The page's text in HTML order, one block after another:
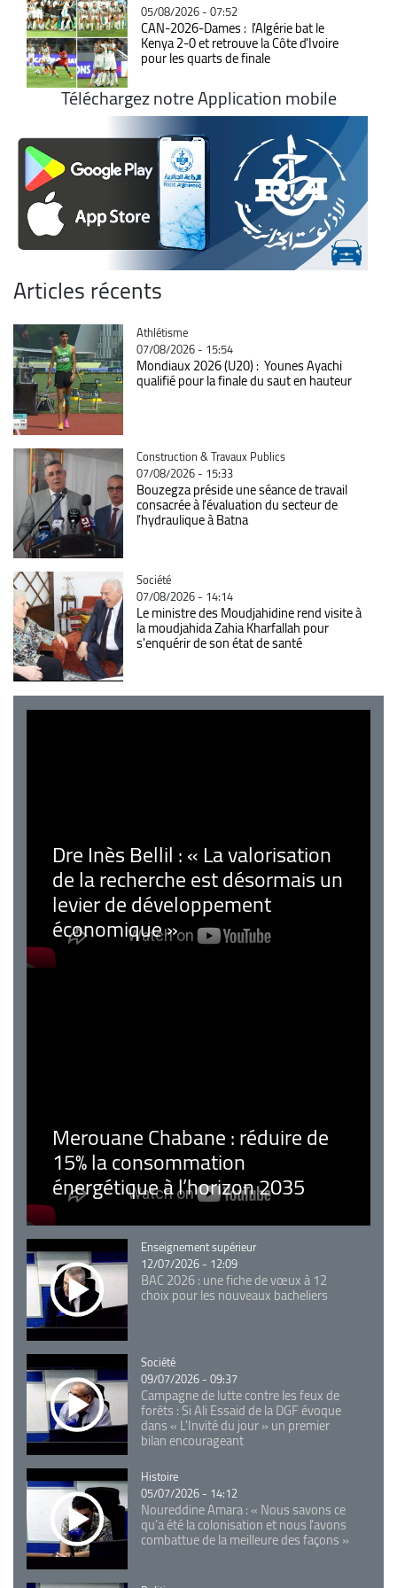
05/08/2026 - 07:52
CAN-2026-Dames : l'Algérie bat le
Kenya 2-0 et retrouve la Côte d'Ivoire
pour les quarts de finale
Téléchargez notre Application mobile
Articles récents
Catégorie
Athlétisme
07/08/2026 - 15:54
Mondiaux 2026 (U20) : Younes Ayachi
qualifié pour la finale du saut en hauteur
Catégorie
Construction & Travaux Publics
07/08/2026 - 15:33
Bouzegza préside une séance de travail
consacrée à l'évaluation du secteur de
l’hydraulique à Batna
Catégorie
Société
07/08/2026 - 14:14
Le ministre des Moudjahidine rend visite à
la moudjahida Zahia Kharfallah pour
s'enquérir de son état de santé
Dre Inès Bellil : « La valorisation
de la recherche est désormais un
levier de développement
économique »
Merouane Chabane : réduire de
15% la consommation
énergétique à l’horizon 2035
Catégorie
Enseignement supérieur
12/07/2026 - 12:09
BAC 2026 : une fiche de vœux à 12
choix pour les nouveaux bacheliers
Catégorie
Société
09/07/2026 - 09:37
Campagne de lutte contre les feux de
forêts : Si Ali Essaid de la DGF évoque
dans « L'Invité du jour » un premier
bilan encourageant
Catégorie
Histoire
05/07/2026 - 14:12
Noureddine Amara : « Nous savons ce
qu’a été la colonisation et nous l’avons
combattue de la meilleure des façons »